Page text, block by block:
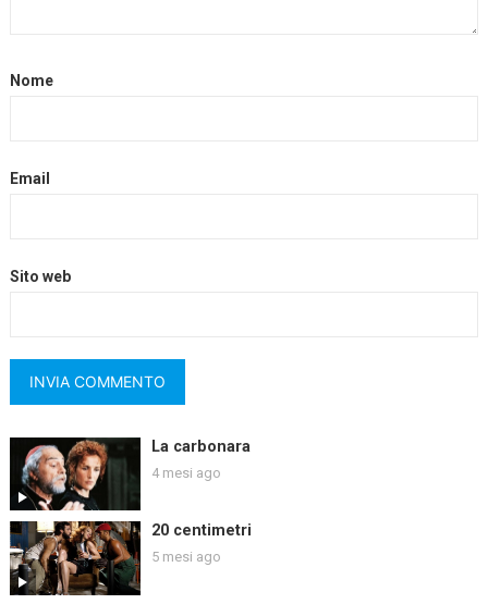
Nome
Email
Sito web
La carbonara
4 mesi ago
20 centimetri
5 mesi ago